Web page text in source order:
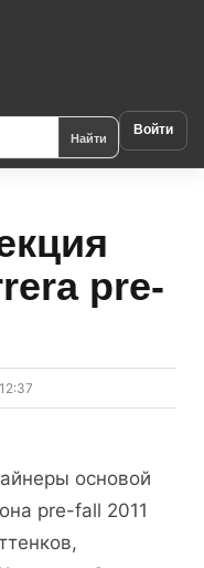
Найти Войти
pre-
12:37
основой
pre-fall 2011